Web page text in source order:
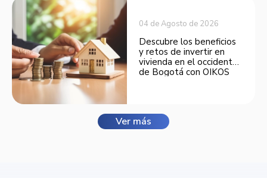
04 de Agosto de 2026
Descubre los beneficios
y retos de invertir en
vivienda en el occidente
de Bogotá con OIKOS
Ver más